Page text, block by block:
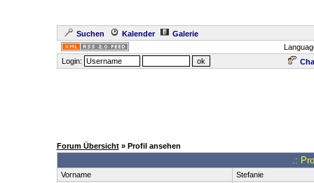
Suchen Kalender
Galerie
Login:
Forum Übersicht» Profil ansehen
.:
Vorname
Stefanie